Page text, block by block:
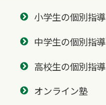
小学生の個別指導
中学生の個別指導
高校生の個別指導
オンライン塾